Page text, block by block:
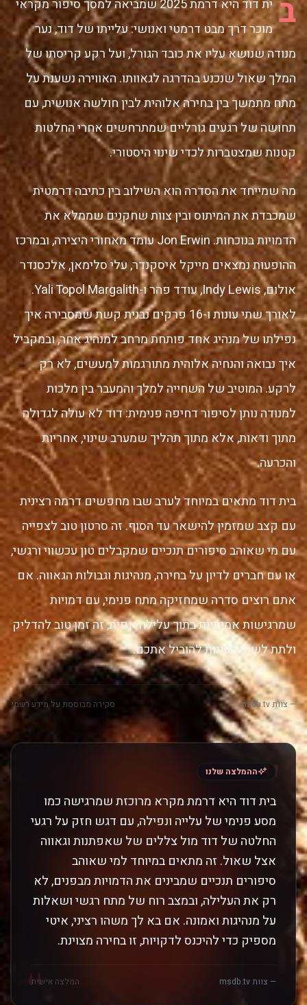
ב
ית דוד היא דרמת 2025 שמביאה למסך סיפור מקראי
מוכר דרך מבט דרמטי ואנושי: עלייתו של דוד, נער
מנודה שנושא עליו את כובד הגורל, ועל רקע קריסתו של
המלך שאול שנכנע בהדרגה לגאוותו. האווירה נשענת על
מתח מתמשך בין בחירה אלוהית לבין חולשה אנושית, עם
תחושה של רגעים גורליים שמתרחשים אחרי החלטות
קטנות שמצטברות לכדי שינוי היסטורי.
מה שמייחד את הסדרה הוא השילוב בין כתיבה דרמטית
שמכבדת את המיתוס ובין צוות שחקנים שממלא את
הדמויות בנוכחות. Jon Erwin עומד מאחורי היצירה, ובמרכז
ההופעות נמצאים מייקל איסקנדר, עלי סלימאן, אלכסנדר
אולום, Indy Lewis, עודד פהר ו-Yali Topol Margalith.
לאורך שתי עונות ו-16 פרקים נבנית קשת שמסבירה איך
נפילתו של מנהיג אחד פותחת מרחב למנהיג אחר, ובמקביל
איך נבואה והנחיה אלוהית מתורגמות למעשים, לא רק
לרקע. המוטיב של השחייה למלך והמעבר בין מלכות
למנודה נותן לסיפור דחיפה פנימית: דוד לא עולה לגדולה
מתוך ודאות, אלא מתוך תהליך שמערב שינוי, אחריות
והכרעה.
בית דוד מתאים במיוחד לערב שבו מחפשים דרמה רצינית
עם קצב שמזמין להישאר עד הסוף. זה סרטון טוב לצפייה
עם מי שאוהב סיפורים תנכיים שמקבלים טון עכשווי ורגשי,
או עם חברים לדיון על בחירה, מנהיגות וגבולות הגאווה. אם
אתם רוצים סדרה שמחזיקה מתח פנימי, עם דמויות
שמרגישות אמיתיות בתוך עלילה אפית, זה זמן טוב להדליק
ולתת לשתי העונות להוביל אתכם.
— צוות msdb.tv סקירה מבוססת על מידע רשמי
"
"
ההמלצה שלנו
בית דוד היא דרמת מקרא מרוכזת שמרגישה כמו
מסע פנימי של עלייה ונפילה, עם דגש חזק על רגעי
החלטה של דוד מול צללים של שאפתנות וגאווה
אצל שאול. זה מתאים במיוחד למי שאוהב
סיפורים תנכיים שמבינים את הדמויות מבפנים, לא
רק את העלילה, ובמצב רוח של מתח רגשי ושאלות
על מנהיגות ואמונה. אם בא לך משהו רציני, איטי
מספיק כדי להיכנס לדקויות, זו בחירה מצוינת.
— צוות msdb.tv המלצה אישית